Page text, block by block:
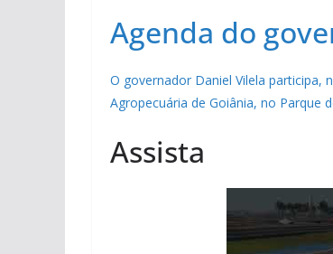
Agenda do
O governador Daniel Vilela participa,
Agropecuária de Goiânia, no Parque
Assista